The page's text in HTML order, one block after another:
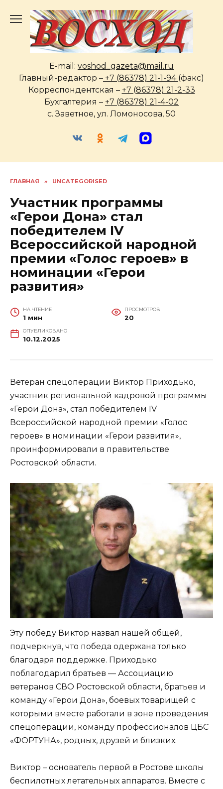
содержанию
E-mail: voshod_gazeta@mail.ru
Главный-редактор – +7 (86378) 21-1-94 (факс)
Корреспондентская – +7 (86378) 21-2-33
Бухгалтерия – +7 (86378) 21-4-02
с. Заветное, ул. Ломоносова, 50
ГЛАВНАЯ » UNCATEGORISED
Участник программы
«Герои Дона» стал
победителем IV
Всероссийской народной
премии «Голос героев» в
номинации «Герои
развития»
НА ЧТЕНИЕ
1 мин
ПРОСМОТРОВ
20
ОПУБЛИКОВАНО
10.12.2025
Ветеран спецоперации Виктор Приходько,
участник региональной кадровой программы
«Герои Дона», стал победителем IV
Всероссийской народной премии «Голос
героев» в номинации «Герои развития»,
проинформировали в правительстве
Ростовской области.
Эту победу Виктор назвал нашей общей,
подчеркнув, что победа одержана только
благодаря поддержке. Приходько
поблагодарил братьев — Ассоциацию
ветеранов СВО Ростовской области, братьев и
команду «Герои Дона», боевых товарищей с
которыми вместе работали в зоне проведения
спецоперации, команду профессионалов ЦБС
«ФОРТУНА», родных, друзей и близких.
Виктор – основатель первой в Ростове школы
беспилотных летательных аппаратов. Вместе с